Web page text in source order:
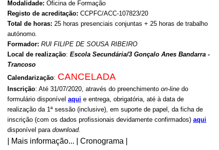
Modalidade: Oficina de Formação
Registo de acreditação: CCPFC/ACC-107823/20
Total de horas: 25 horas presenciais conjuntas + 25 horas de trabalho
autónomo.
Formador: RUI FILIPE DE SOUSA RIBEIRO
Local de realização: Escola Secundária/3 Gonçalo Anes Bandarra -
Trancoso
Calendarização: CANCELADA
Inscrição: Até 31/07/2020, através do preenchimento on-line do
formulário disponível aqui e entrega, obrigatória, até à data de
realização da 1ª sessão (inclusive), em suporte de papel, da ficha de
inscrição (com os dados profissionais devidamente confirmados) aqui
disponível para download.
| Mais informação... | Cronograma |